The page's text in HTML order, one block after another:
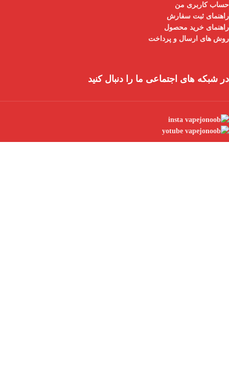
حساب کاربری من
راهنمای ثبت سفارش
راهنمای خرید محصول
روش های ارسال و پرداخت
در شبکه های اجتماعی ما را دنبال کنید